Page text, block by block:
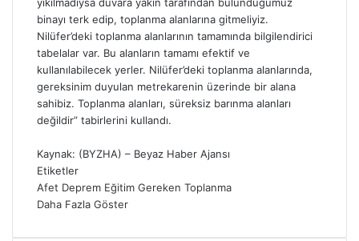
binayı terk edip, toplanma alanlarına gitmeliyiz.
Nilüfer’deki toplanma alanlarının tamamında bilgilendirici
tabelalar var. Bu alanların tamamı efektif ve
kullanılabilecek yerler. Nilüfer’deki toplanma alanlarında,
gereksinim duyulan metrekarenin üzerinde bir alana
sahibiz. Toplanma alanları, süreksiz barınma alanları
değildir” tabirlerini kullandı.
Kaynak: (BYZHA) – Beyaz Haber Ajansı
Etiketler
Afet Deprem Eğitim Gereken Toplanma
Daha Fazla Göster